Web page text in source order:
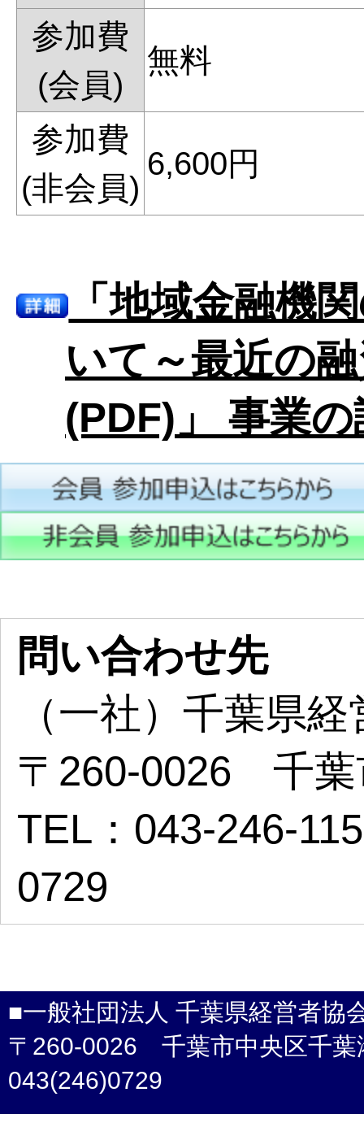
参加費
(会員)
無料
参加費
(非会員)
6,600円
「地域金融機
いて～最近の
(PDF)」 事業
問い合わせ先
（一社）千葉県
〒260-0026 千
TEL：043-246-
0729
■一般社団法人 千葉県経営者協
〒260-0026 千葉市中央区千葉
043(246)0729